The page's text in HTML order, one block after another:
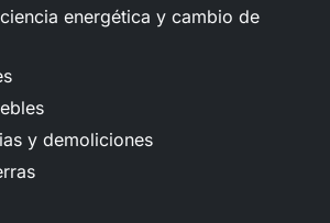
energética y cambio de
y demoliciones